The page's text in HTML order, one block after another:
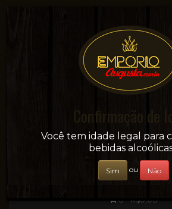
Sua conveniência e adega
0 - R$0,00
Confirmação de
Você tem idade legal para
bebidas
Sim ou Não